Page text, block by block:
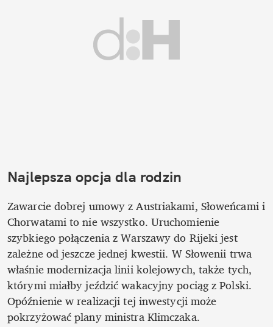
Najlepsza opcja dla rodzin
Zawarcie dobrej umowy z Austriakami, Słoweńcami i
Chorwatami to nie wszystko. Uruchomienie
szybkiego połączenia z Warszawy do Rijeki jest
zależne od jeszcze jednej kwestii. W Słowenii trwa
właśnie modernizacja linii kolejowych, także tych,
którymi miałby jeździć wakacyjny pociąg z Polski.
Opóźnienie w realizacji tej inwestycji może
pokrzyżować plany ministra Klimczaka.